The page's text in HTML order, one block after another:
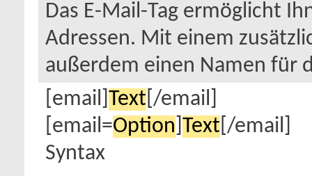
Das E-Mail-Tag ermöglicht
Adressen. Mit einem
außerdem einen Namen für
[email] Text [/email]
[email=Option Text [/email]
Syntax